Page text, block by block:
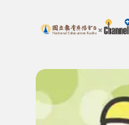
上方功能區塊
搜尋關鍵字：可